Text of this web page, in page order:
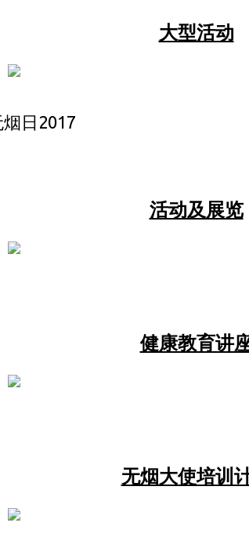
大型活动
日2017
活动及展览
健康教育讲
无烟大使培训